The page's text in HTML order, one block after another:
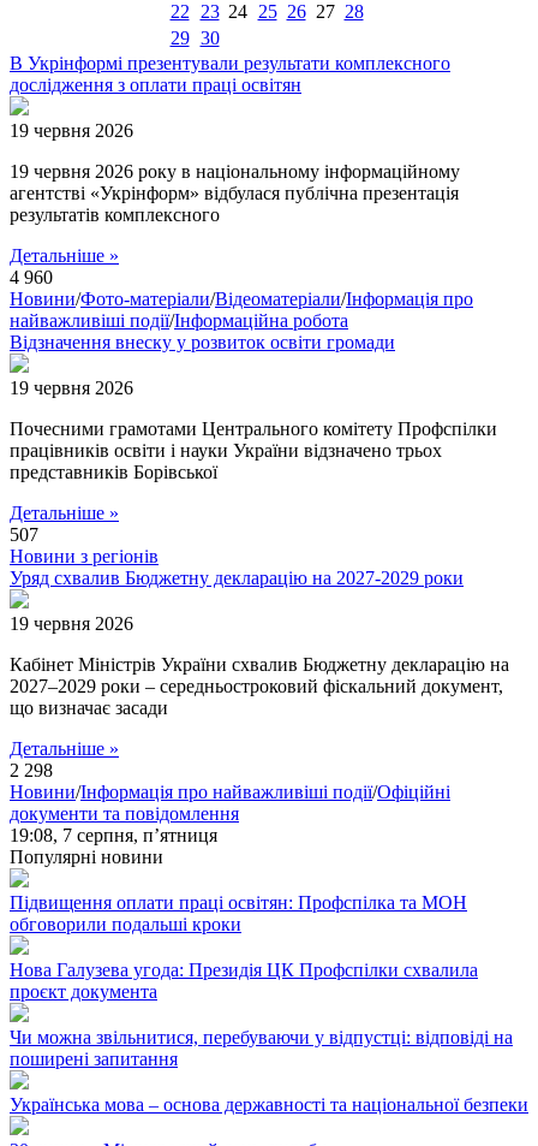
22
23 24 25 26 27 28
29 30
В Укрінформі презентували результати комплексного
дослідження з оплати праці освітян
19 червня 2026
19 червня 2026 року в національному інформаційному
агентстві «Укрінформ» відбулася публічна презентація
результатів комплексного
Детальніше »
4 960
Новини/Фото-матеріали/Відеоматеріали/Інформація про
найважливіші події/Інформаційна робота
Відзначення внеску у розвиток освіти громади
19 червня 2026
Почесними грамотами Центрального комітету Профспілки
працівників освіти і науки України відзначено трьох
представників Борівської
Детальніше »
507
Новини з регіонів
Уряд схвалив Бюджетну декларацію на 2027-2029 роки
19 червня 2026
Кабінет Міністрів України схвалив Бюджетну декларацію на
2027–2029 роки – середньостроковий фіскальний документ,
що визначає засади
Детальніше »
2 298
Новини/Інформація про найважливіші події/Офіційні
документи та повідомлення
19:08, 7 серпня, п’ятниця
Популярні новини
Підвищення оплати праці освітян: Профспілка та МОН
обговорили подальші кроки
Нова Галузева угода: Президія ЦК Профспілки схвалила
проєкт документа
Чи можна звільнитися, перебуваючи у відпустці: відповіді на
поширені запитання
Українська мова – основа державності та національної безпеки